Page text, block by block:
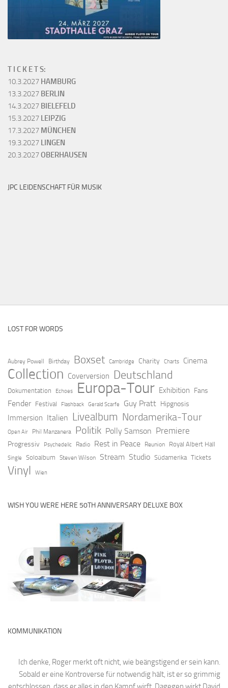
T I C K E T S:
10.3.2027 HAMBURG
13.3.2027 BERLIN
14.3.2027 BIELEFELD
15.3.2027 LEIPZIG
17.3.2027 MÜNCHEN
19.3.2027 LINGEN
20.3.2027OBERHAUSEN
JPC LEIDENSCHAFT FÜR MUSIK
LOST FOR WORDS
Aubrey Powell Birthday Boxset Cambridge Charity Charts Cinema
Collection Coverversion Deutschland
Dokumentation Echoes Europa-Tour Exhibition Fans
Fender Festival Flashback Gerald Scarfe Guy Pratt Hipgnosis
Immersion Italien Livealbum Nordamerika-Tour
Open Air Phil Manzanera Politik Polly Samson Premiere
Progressiv Psychedelic Radio Rest in Peace Reunion Royal Albert Hall
Single Soloalbum Steven Wilson Stream Studio Südamerika Tickets
Vinyl Wien
WISH YOU WERE HERE 50TH ANNIVERSARY DELUXE BOX
KOMMUNIKATION
Ich denke, Roger merkt oft nicht, wie beängstigend er sein kann.
Sobald er eine Kontroverse für notwendig hält, ist er so grimmig